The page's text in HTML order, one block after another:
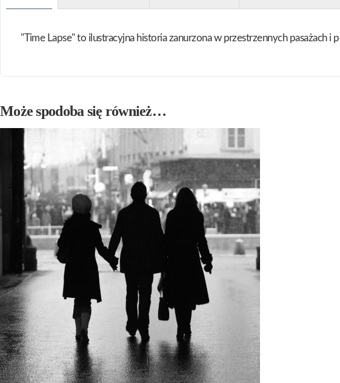
"Time Lapse" to ilustracyjna historia zanurzona w przestrzennych
Może spodoba się również…